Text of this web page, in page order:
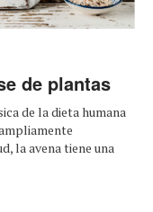
de plantas
de la dieta humana
la avena tiene una